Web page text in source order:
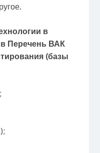
в
в Перечень ВАК
(базы